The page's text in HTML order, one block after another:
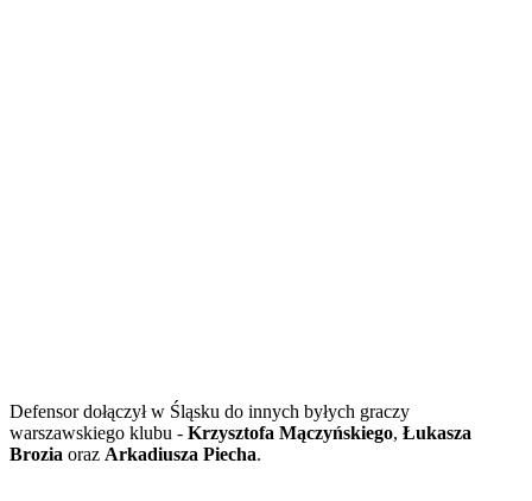
Defensor dołączył w Śląsku do innych byłych graczy
warszawskiego klubu - Krzysztofa Mączyńskiego, Łukasza
Brozia oraz Arkadiusza Piecha.